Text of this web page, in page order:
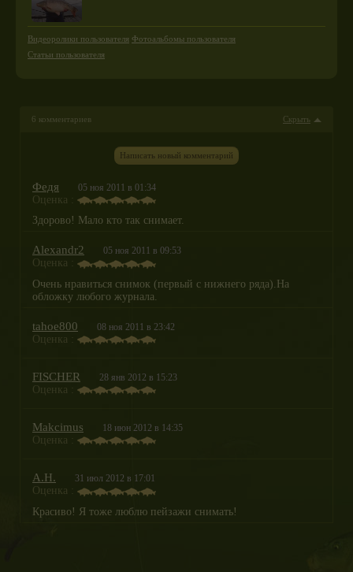
Видеоролики пользователя Фотоальбомы пользователя
Статьи пользователя
Скрыть
6 комментариев
Написать новый комментарий
Федя 05 ноя 2011 в 01:34
Оценка :
Здорово! Мало кто так снимает.
Alexandr2 05 ноя 2011 в 09:53
Оценка :
Очень нравиться снимок (первый с нижнего ряда).На
обложку любого журнала.
tahoe800 08 ноя 2011 в 23:42
Оценка :
FISCHER 28 янв 2012 в 15:23
Оценка :
Makcimus 18 июн 2012 в 14:35
Оценка :
А.Н. 31 июл 2012 в 17:01
Оценка :
Красиво! Я тоже люблю пейзажи снимать!